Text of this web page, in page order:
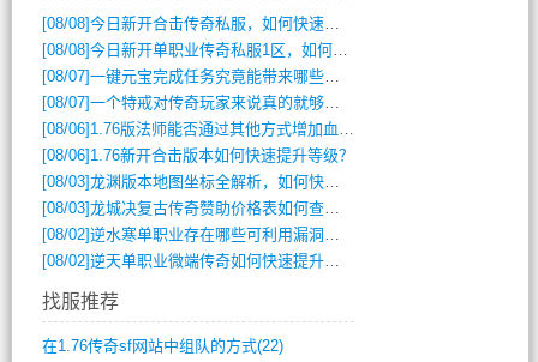
[08/08]今日新开合击传奇私服，如何快速提升角色战力？
[08/08]今日新开单职业传奇私服1区，如何快速升级与获取顶级装备？
[08/07]一键元宝完成任务究竟能带来哪些超值优势？
[08/07]一个特戒对传奇玩家来说真的就够用了吗？
[08/06] 1.76版法师能否通过其他方式增加血量？
[08/06] 1.76新开合击版本如何快速提升等级？
[08/03]龙渊版本地图坐标全解析，如何快速定位BOSS位置？
[08/03]龙城决复古传奇赞助价格表如何查询？
[08/02]逆水寒单职业存在哪些可利用漏洞？如何快速提升战力？
[08/02]逆天单职业微端传奇如何快速提升战力？新手必看攻略
找服推荐
在1.76传奇sf网站中组队的方式(22)